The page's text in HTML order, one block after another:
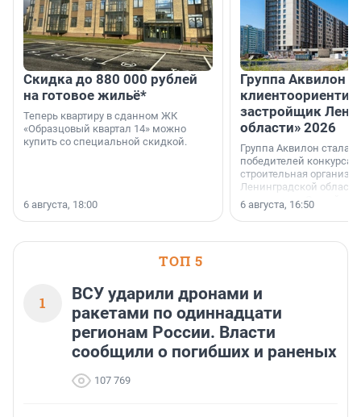
Скидка до 880 000 рублей
на готовое жильё*
Теперь квартиру в сданном ЖК
«Образцовый квартал 14» можно
купить со специальной скидкой.
6 августа, 18:00
Группа Аквилон
застройщик
области» 2026
Группа Аквилон стала
победителей конкурса
строительная
Ленинградской области
номинации «Самый
застройщик
области».
6 августа, 16:50
ТОП 5
1
ВСУ ударили дронами и
ракетами по одиннадцати
регионам России. Власти
сообщили о погибших и раненых
107 769